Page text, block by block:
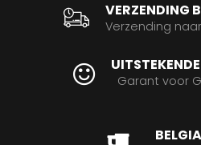
VERZENDING
Verzending
Garant voor